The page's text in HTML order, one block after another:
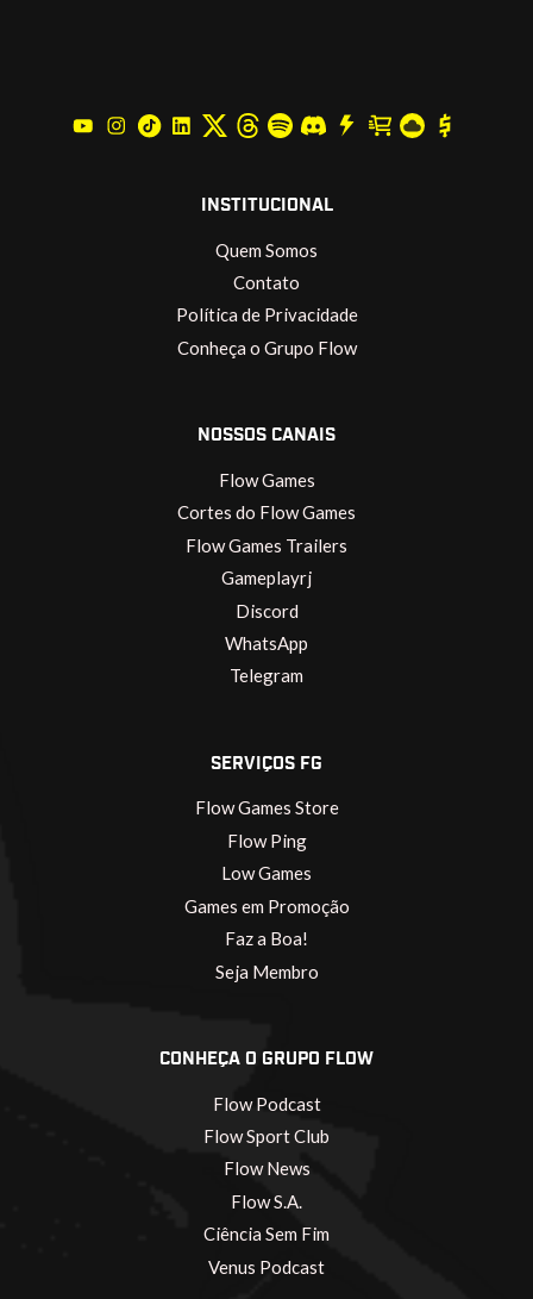
INSTITUCIONAL
Quem Somos
Contato
Política de Privacidade
Conheça o Grupo Flow
NOSSOS CANAIS
Flow Games
Cortes do Flow Games
Flow Games Trailers
Gameplayrj
Discord
WhatsApp
Telegram
SERVIÇOS FG
Flow Games Store
Flow Ping
Low Games
Games em Promoção
Faz a Boa!
Seja Membro
CONHEÇA O GRUPO FLOW
Flow Podcast
Flow Sport Club
Flow News
Flow S.A.
Ciência Sem Fim
Venus Podcast